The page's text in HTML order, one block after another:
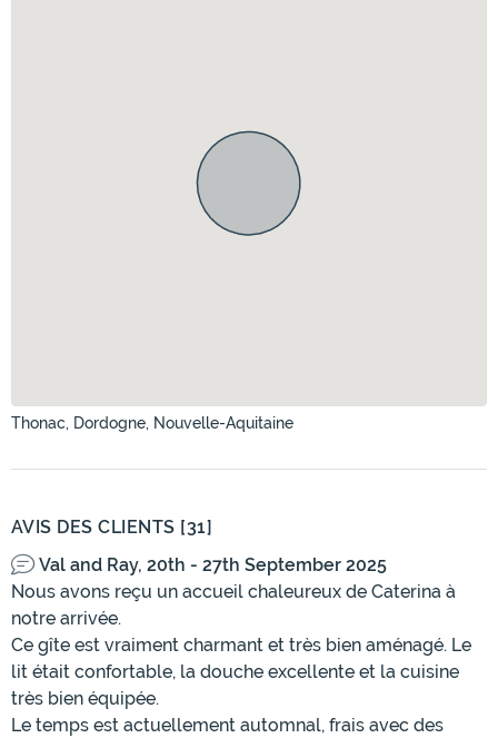
Thonac, Dordogne, Nouvelle-Aquitaine
AVIS DES CLIENTS [31]
Val and Ray, 20th - 27th September 2025
Nous avons reçu un accueil chaleureux de Caterina à
notre arrivée.
Ce gîte est vraiment charmant et très bien aménagé. Le
lit était confortable, la douche excellente et la cuisine
très bien équipée.
Le temps est actuellement automnal, frais avec des